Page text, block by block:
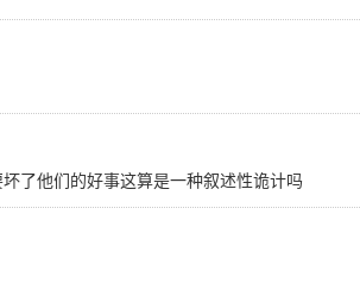
了他们的好事这算是一种叙述性诡计吗